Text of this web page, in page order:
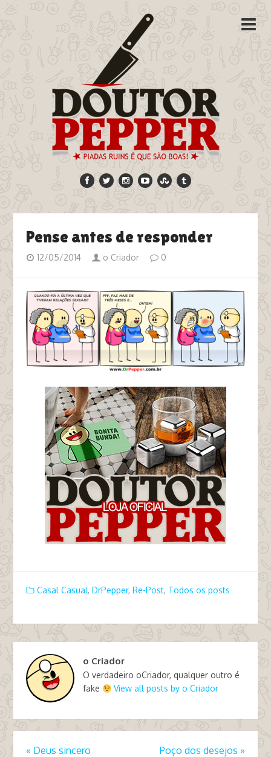
Pense antes de responder
12/05/2014 o Criador 0
Casal Casual, DrPepper, Re-Post, Todos os posts
o Criador
O verdadeiro oCriador, qualquer outro é
fake
View all posts by o Criador
« Deus sincero Poço dos desejos »